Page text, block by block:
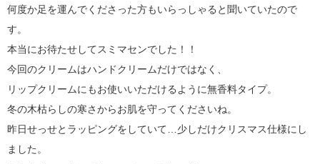
何度か足を運んでくださった方もいらっしゃると聞いていたので
す。
本当にお待たせしてスミマセンでした！！
今回のクリームはハンドクリームだけではなく、
リップクリームにもお使いいただけるように無香料タイプ。
冬の木枯らしの寒さからお肌を守ってくださいね。
昨日せっせとラッピングをしていて…少しだけクリスマス仕様にし
ました。